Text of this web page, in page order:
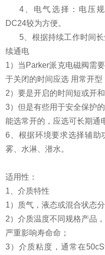
4、电气选择：电压
DC24较为方便。
5、根据持续工作时间
续通电
1）当Parker派克电磁阀需
于关闭的时间应选 用常开型
2）要是开启的时间短或开
3）但是有些用于安全保护
能选常开的，应选可长期通
6、根据环境要求选择辅助
雾、水淋、潜水。
适用性：
1、介质特性
1）质气，液态或混合状态
2）介质温度不同规格产品
严重影响寿命命；
3）介质粘度，通常在